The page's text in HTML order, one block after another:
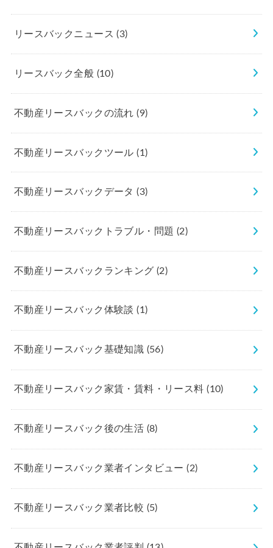
リースバックニュース(3)
リースバック全般 (10)
不動産リースバックの流れ(9)
不動産リースバックツール(1)
不動産リースバックデータ(3)
不動産リースバックトラブル・問題 (2)
不動産リースバックランキング(2)
不動産リースバック体験談(1)
不動産リースバック基礎知識 (56)
不動産リースバック家賃・賃料・リース料(10)
不動産リースバック後の生活 (8)
不動産リースバック業者インタビュー(2)
不動産リースバック業者比較 (5)